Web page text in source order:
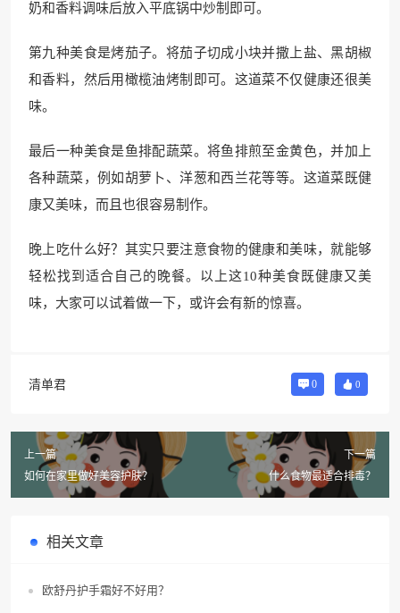
奶和香料调味后放入平底锅中炒制即可。
第九种美食是烤茄子。将茄子切成小块并撒上盐、黑胡椒
和香料，然后用橄榄油烤制即可。这道菜不仅健康还很美
味。
最后一种美食是鱼排配蔬菜。将鱼排煎至金黄色，并加上
各种蔬菜，例如胡萝卜、洋葱和西兰花等等。这道菜既健
康又美味，而且也很容易制作。
晚上吃什么好？其实只要注意食物的健康和美味，就能够
轻松找到适合自己的晚餐。以上这10种美食既健康又美
味，大家可以试着做一下，或许会有新的惊喜。
清单君 0 0
上一篇
如何在家里做好美容护肤？
下一篇
什么食物最适合排毒？
相关文章
欧舒丹护手霜好不好用？